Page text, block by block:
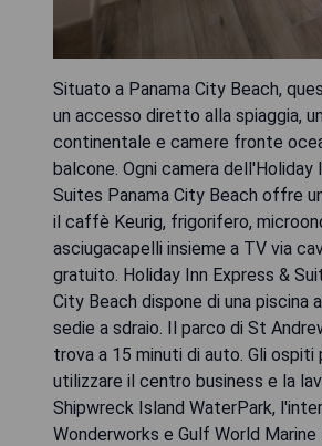
Situato a Panama City Beach,
un accesso diretto alla spiaggia,
continentale e camere fronte
balcone. Ogni camera dell'Holiday
Suites Panama City Beach offre
il caffè Keurig, frigorifero,
asciugacapelli insieme a TV via
gratuito. Holiday Inn Express &
City Beach dispone di una piscina
sedie a sdraio. Il parco di St
trova a 15 minuti di auto. Gli ospiti
utilizzare il centro business e la
Shipwreck Island WaterPark,
Wonderworks e Gulf World